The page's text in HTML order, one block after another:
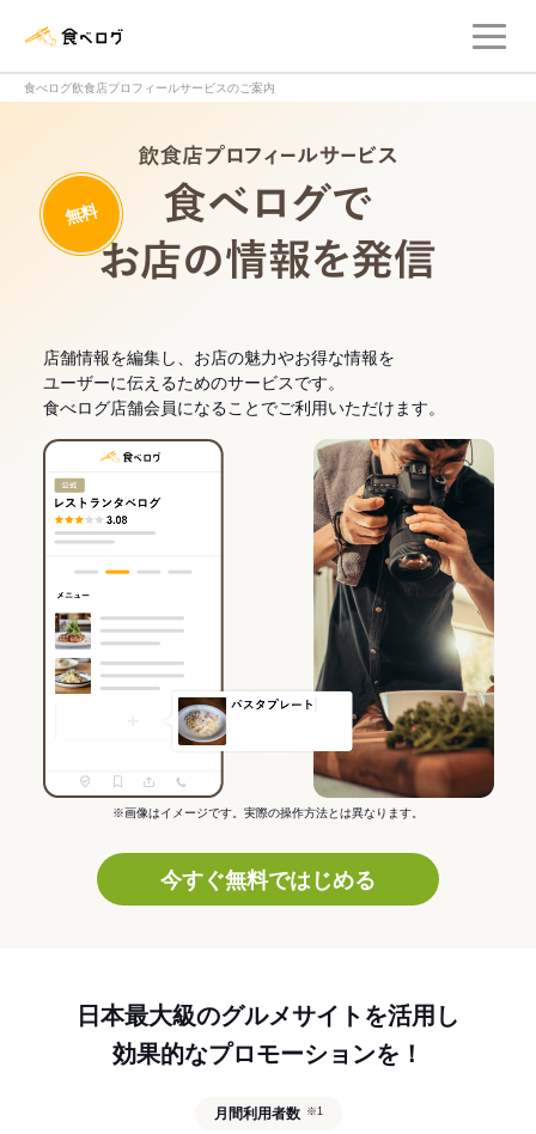
食べログ飲食店プロフィールサービスのご案内
無料
店舗情報を編集し、お店の魅力やお得な情報を
ユーザーに伝えるためのサービスです。
食べログ店舗会員になることでご利用いただけます。
※画像はイメージです。実際の操作方法とは異なります。
今すぐ無料ではじめる
日本最大級のグルメサイトを活用し
効果的なプロモーションを！
月間利用者数 ※1